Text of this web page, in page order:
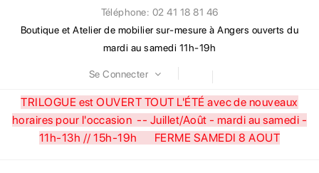
Téléphone: 02 41 18 81 46
Boutique et Atelier de mobilier sur-mesure à Angers ouverts du
mardi au samedi 11h-19h
Se Connecter
TRILOGUE est OUVERT TOUT L'ÉTÉ avec de nouveaux
horaires pour l'occasion -- Juillet/Août - mardi au samedi -
11h-13h // 15h-19h FERME SAMEDI 8 AOUT